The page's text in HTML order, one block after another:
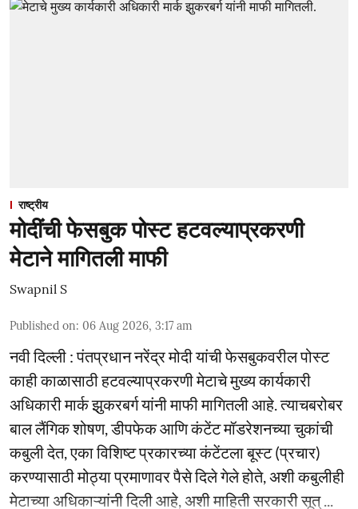
राष्ट्रीय
मोदींची फेसबुक पोस्ट हटवल्याप्रकरणी
मेटाने मागितली माफी
Swapnil S
Published on: 06 Aug 2026, 3:17 am
नवी दिल्ली : पंतप्रधान नरेंद्र मोदी यांची फेसबुकवरील पोस्ट
काही काळासाठी हटवल्याप्रकरणी मेटाचे मुख्य कार्यकारी
अधिकारी मार्क झुकरबर्ग यांनी माफी मागितली आहे. त्याचबरोबर
बाल लैंगिक शोषण, डीपफेक आणि कंटेंट मॉडरेशनच्या चुकांची
कबुली देत, एका विशिष्ट प्रकारच्या कंटेंटला बूस्ट (प्रचार)
करण्यासाठी मोठ्या प्रमाणावर पैसे दिले गेले होते, अशी कबुलीही
मेटाच्या अधिकाऱ्यांनी दिली आहे, अशी माहिती सरकारी सूत् ...